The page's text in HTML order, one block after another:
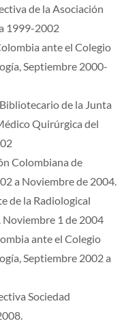
de la Asociación
1999-2002
ante el Colegio
Septiembre 2000-
de la Junta
Quirúrgica del
Colombiana de
a Noviembre de 2004.
de la Radiological
1 de 2004
ante el Colegio
Septiembre 2002 a
Sociedad